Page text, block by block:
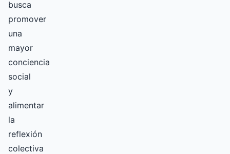
busca
promover
una
mayor
conciencia
social
y
alimentar
la
reflexión
colectiva